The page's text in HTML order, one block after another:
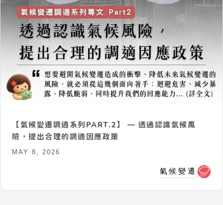
【氣候變遷調適系列PART.2】 — 透過認識氣候風
險，提出合理的調適因應政策
MAY 8, 2026
氣候變遷